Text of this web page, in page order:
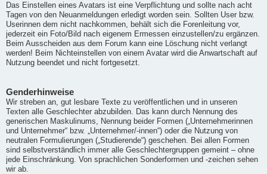
Das Einstellen eines Avatars ist eine Verpflichtung und sollte nach acht
Tagen von den Neuanmeldungen erledigt worden sein. Sollten User bzw.
Userinnen dem nicht nachkommen, behält sich die Forenleitung vor,
jederzeit ein Foto/Bild nach eigenem Ermessen einzustellen/zu ergänzen.
Beim Ausscheiden aus dem Forum kann eine Löschung nicht verlangt
werden! Beim Nichteinstellen von einem Avatar wird die Anwartschaft auf
Nutzung beendet und nicht fortgesetzt.
Genderhinweise
Wir streben an, gut lesbare Texte zu veröffentlichen und in unseren
Texten alle Geschlechter abzubilden. Das kann durch Nennung des
generischen Maskulinums, Nennung beider Formen („Unternehmerinnen
und Unternehmer“ bzw. „Unternehmer/-innen“) oder die Nutzung von
neutralen Formulierungen („Studierende“) geschehen. Bei allen Formen
sind selbstverständlich immer alle Geschlechtergruppen gemeint – ohne
jede Einschränkung. Von sprachlichen Sonderformen und -zeichen sehen
wir ab.